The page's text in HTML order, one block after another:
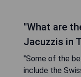
"What are
Jacuzzis in
"Some of the
include the